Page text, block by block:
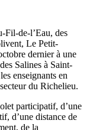
Fil-de-l’Eau, des
Le Petit-
dernier à une
Salines à Saint-
enseignants en
du Richelieu.
participatif, d’une
d’une distance de
de la